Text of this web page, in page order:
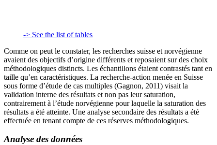
-> See the list of tables
Comme on peut le constater, les recherches suisse et norvégienne
avaient des objectifs d’origine différents et reposaient sur des choix
méthodologiques distincts. Les échantillons étaient contrastés tant en
taille qu’en caractéristiques. La recherche-action menée en Suisse
sous forme d’étude de cas multiples (Gagnon, 2011) visait la
validation interne des résultats et non pas leur saturation,
contrairement à l’étude norvégienne pour laquelle la saturation des
résultats a été atteinte. Une analyse secondaire des résultats a été
effectuée en tenant compte de ces réserves méthodologiques.
Analyse des données